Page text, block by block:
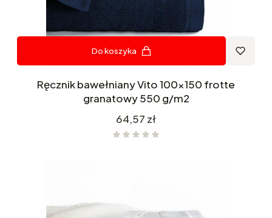
Do koszyka
Ręcznik bawełniany Vito 100x150 frotte
granatowy 550 g/m2
Cena
64,57 zł